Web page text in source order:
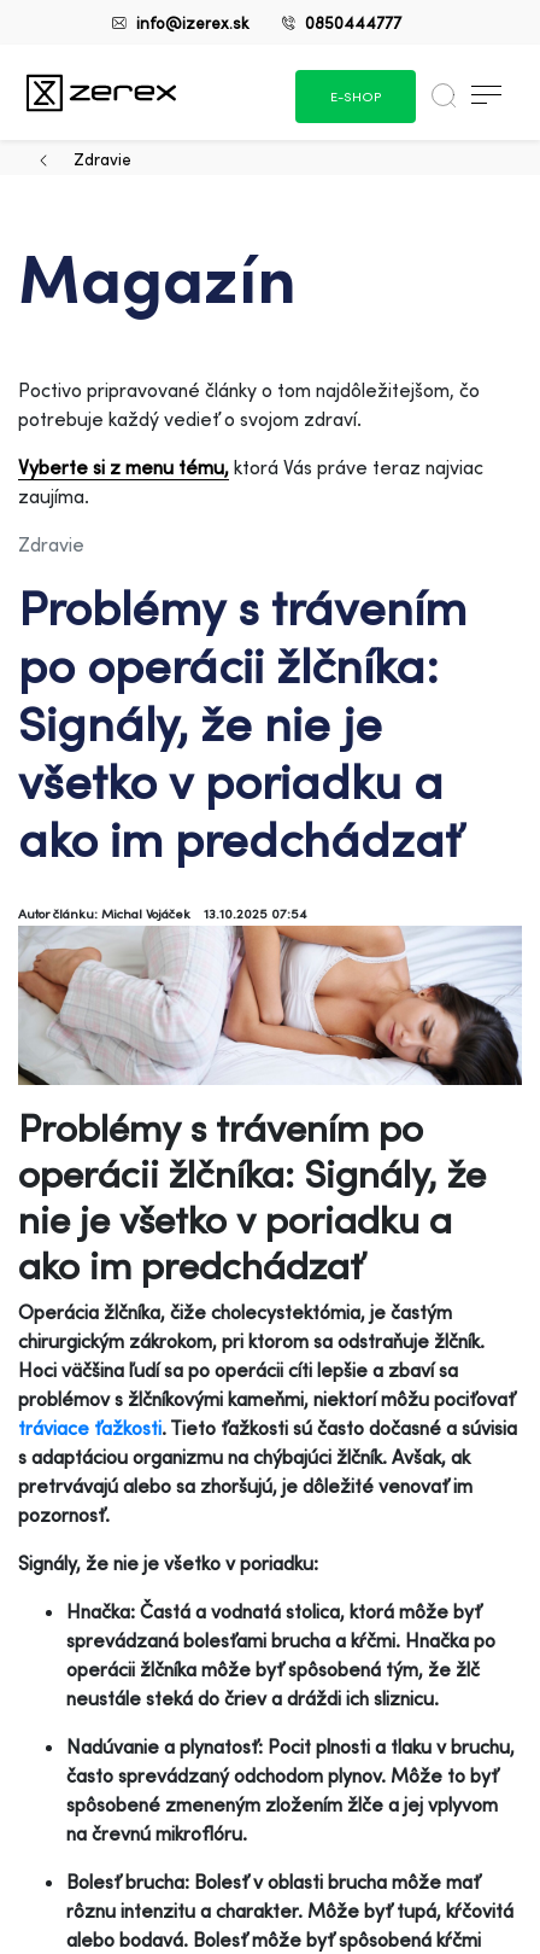
info@izerex.sk 0850444777
E-SHOP
Zdravie
Magazín
Poctivo pripravované články o tom najdôležitejšom, čo
potrebuje každý vedieť o svojom zdraví.
Vyberte si z menu tému, ktorá Vás práve teraz najviac
zaujíma.
Zdravie
Problémy s trávením
po operácii žlčníka:
Signály, že nie je
všetko v poriadku a
ako im predchádzať
Autor článku: Michal Vojáček 13.10.2025 07:54
Problémy s trávením po
operácii žlčníka: Signály, že
nie je všetko v poriadku a
ako im predchádzať
Operácia žlčníka, čiže cholecystektómia, je častým
chirurgickým zákrokom, pri ktorom sa odstraňuje žlčník.
Hoci väčšina ľudí sa po operácii cíti lepšie a zbaví sa
problémov s žlčníkovými kameňmi, niektorí môžu pociťovať
tráviace ťažkosti. Tieto ťažkosti sú často dočasné a súvisia
s adaptáciou organizmu na chýbajúci žlčník. Avšak, ak
pretrvávajú alebo sa zhoršujú, je dôležité venovať im
pozornosť.
Signály, že nie je všetko v poriadku:
Hnačka: Častá a vodnatá stolica, ktorá môže byť
sprevádzaná bolesťami brucha a kŕčmi. Hnačka po
operácii žlčníka môže byť spôsobená tým, že žlč
neustále steká do čriev a dráždi ich sliznicu.
Nadúvanie a plynatosť: Pocit plnosti a tlaku v bruchu,
často sprevádzaný odchodom plynov. Môže to byť
spôsobené zmeneným zložením žlče a jej vplyvom
na črevnú mikroflóru.
Bolesť brucha: Bolesť v oblasti brucha môže mať
rôznu intenzitu a charakter. Môže byť tupá, kŕčovitá
alebo bodavá. Bolesť môže byť spôsobená kŕčmi